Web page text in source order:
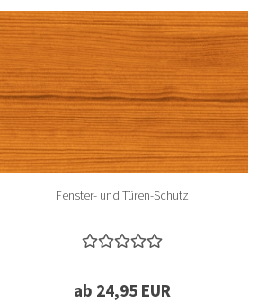
Fenster- und Türen-Schutz
ab 24,95 EUR